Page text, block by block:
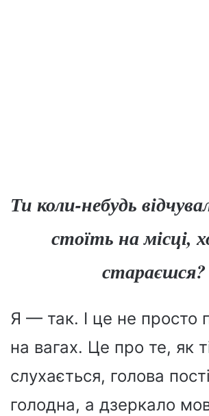
Ти коли-небудь
стоїть на місці,
стараєшся?
Я — так. І це не просто
на вагах. Це про те, як
слухається, голова
голодна, а дзеркало